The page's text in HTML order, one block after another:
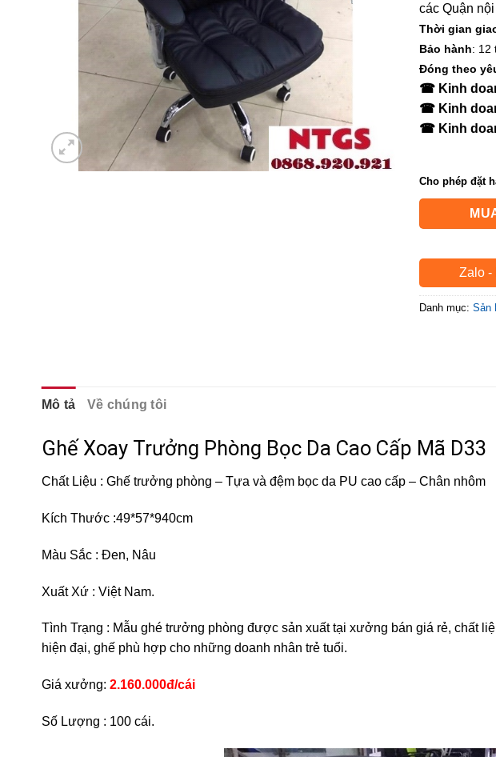
các Quận
Thời gian
Bảo hành: 12
Đóng theo
☎ Kinh
☎ Kinh
☎ Kinh
Cho phép đặt
Zalo -
Danh mục: Sản
Mô tả Về chúng tôi
Ghế Xoay Trưởng Phòng Bọc Da Cao Cấp Mã D33
Chất Liệu : Ghế trưởng phòng – Tựa và đệm bọc da PU cao cấp – Chân nhôm
Kích Thước :49*57*940cm
Màu Sắc : Đen, Nâu
Xuất Xứ : Việt Nam.
Tình Trạng : Mẫu ghé trưởng phòng được sản xuất tại xưởng bán giá rẻ, chất
hiện đại, ghế phù hợp cho những doanh nhân trẻ tuổi.
Giá xưởng: 2.160.000đ/cái
Số Lượng : 100 cái.